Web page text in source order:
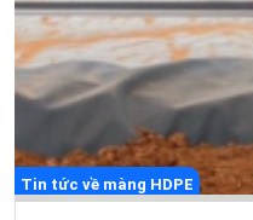
Tin tức về màng HDPE